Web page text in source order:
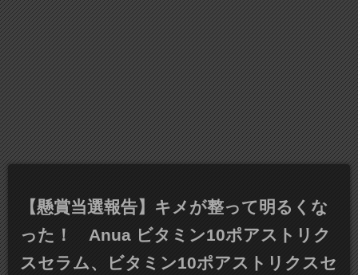
【懸賞当選報告】キメが整って明るくな
った！ Anua ビタミン10ポアストリク
スセラム、ビタミン10ポアストリクスセ